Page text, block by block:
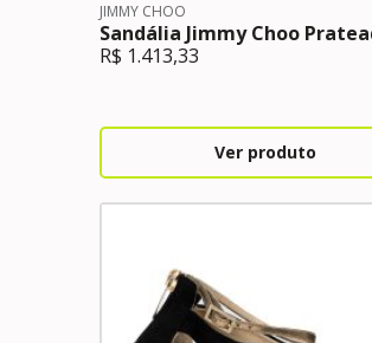
JIMMY CHOO
Sandália Jimmy Choo
R$ 1.413,33
Ver produto